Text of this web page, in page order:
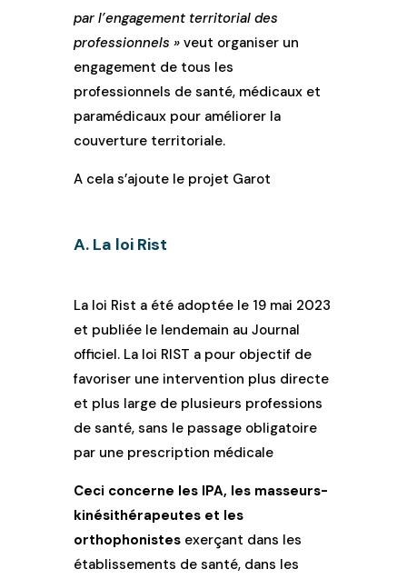
par l’engagement territorial des
professionnels »veut organiser un
engagement de tous les
professionnels de santé, médicaux et
paramédicaux pour améliorer la
couverture territoriale.
A cela s’ajoute le projet Garot
A. La loi Rist
La loi Rist a été adoptée le 19 mai 2023
et publiée le lendemain au Journal
officiel. La loi RIST a pour objectif de
favoriser une intervention plus directe
et plus large de plusieurs professions
de santé, sans le passage obligatoire
par une prescription médicale
Ceci concerne les IPA, les masseurs-
kinésithérapeutes et les
orthophonistesexerçant dans les
établissements de santé, dans les